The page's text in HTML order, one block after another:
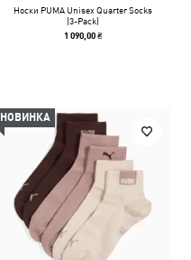
Носки PUMA Unisex Quarter Socks
(3-Pack)
1 090,00 ₴
НОВИНКА